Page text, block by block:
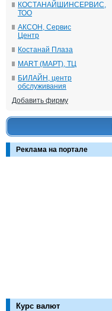
КОСТАНАЙШИНСЕРВИС,
ТОО
АКСОН, Сервис
Центр
Костанай Плаза
MART (МАРТ), ТЦ
БИЛАЙН, центр
обслуживания
Добавить фирму
Реклама на портале
Курс валют